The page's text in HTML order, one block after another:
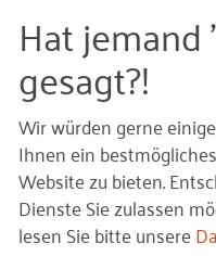
Janna Prager,
Business and
Collaborating
Consumption and
Projektleiterin
WertNetzWerke
Weitere Details zum
Hat jemand
gesagt?!
Wir würden gerne
Ihnen ein
Website zu bieten.
Dienste Sie zulassen
lesen Sie bitte unsere